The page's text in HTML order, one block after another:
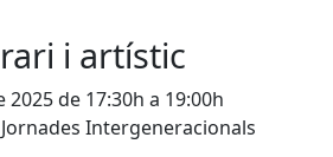
i artístic
2025 de 17:30h a 19:00h
Intergeneracionals